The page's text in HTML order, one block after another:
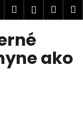
Hľadať
ako